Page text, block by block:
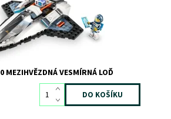
MEZIHVĚZDNÁ VESMÍRNÁ LOĎ